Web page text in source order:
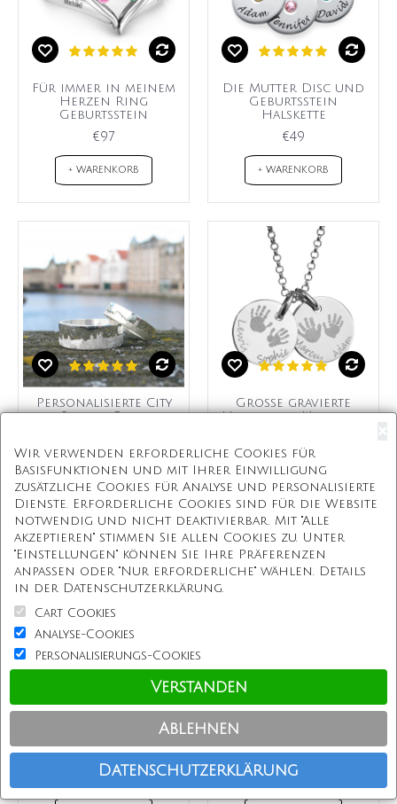
Für immer in meinem
Herzen Ring
Geburtsstein
€97
+ WARENKORB
Die Mutter Disc und
Geburtsstein
Halskette
€49
+ WARENKORB
Personalisierte City
Skyline Ring
€214
+ WARENKORB
Große gravierte
Handprint Halskette
€55
+ WARENKORB
Mutter Disc Einzel
Halskette Two Tone
€62
arabischer Name
Armband /
€20
Wir verwenden erforderliche Cookies für
Basisfunktionen und mit Ihrer Einwilligung
zusätzliche Cookies für Analyse und personalisierte
Dienste. Erforderliche Cookies sind für die Website
notwendig und nicht deaktivierbar. Mit "Alle
akzeptieren" stimmen Sie allen Cookies zu. Unter
"Einstellungen" können Sie Ihre Präferenzen
anpassen oder "Nur erforderliche" wählen. Details
in der Datenschutzerklärung.
Cart Cookies
Analyse-Cookies
Personalisierungs-Cookies
Verstanden
Ablehnen
Datenschutzerklärung